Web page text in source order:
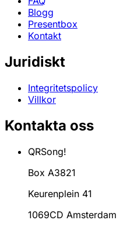
Blogg
Presentbox
Kontakt
Juridiskt
Integritetspolicy
Villkor
Kontakta oss
QRSong!
Box A3821
Keurenplein 41
1069CD Amsterdam